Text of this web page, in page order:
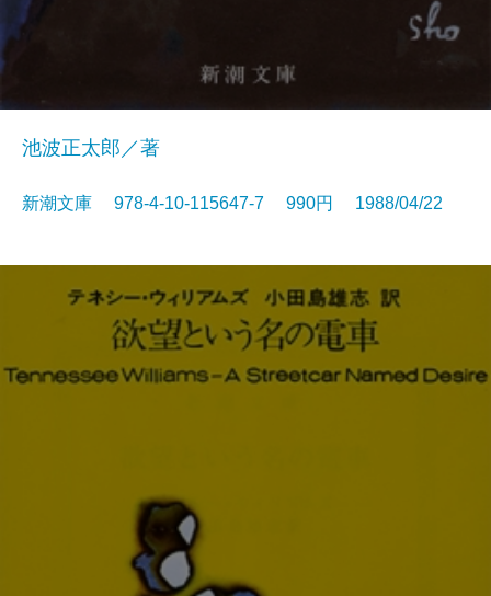
池波正太郎／著
新潮文庫 978-4-10-115647-7 990円 1988/04/22